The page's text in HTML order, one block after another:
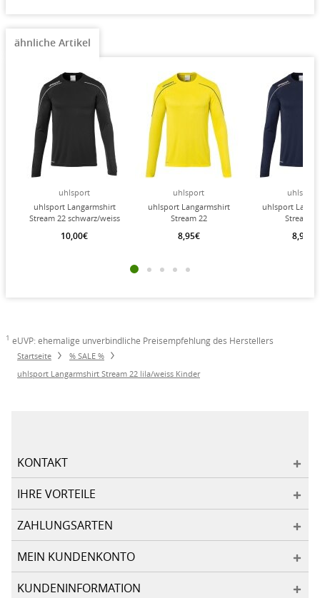
ähnliche Artikel
uhlsport
uhlsport Langarmshirt
Stream 22 schwarz/weiss
10,00€
uhlsport
uhlsport Langarmshirt
Stream 22
Kinder
8,95€
uhlsport
uhlsport
Stream
8,95€
1 eUVP: ehemalige unverbindliche Preisempfehlung des Herstellers
Startseite
% SALE %
uhlsport Langarmshirt Stream 22 lila/weiss Kinder
KONTAKT
IHRE VORTEILE
ZAHLUNGSARTEN
MEIN KUNDENKONTO
KUNDENINFORMATION